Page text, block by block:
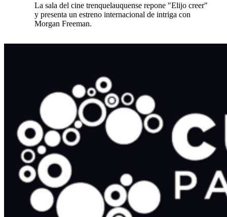
La sala del cine trenquelauquense repone "Elijo creer"
y presenta un estreno internacional de intriga con
Morgan Freeman.